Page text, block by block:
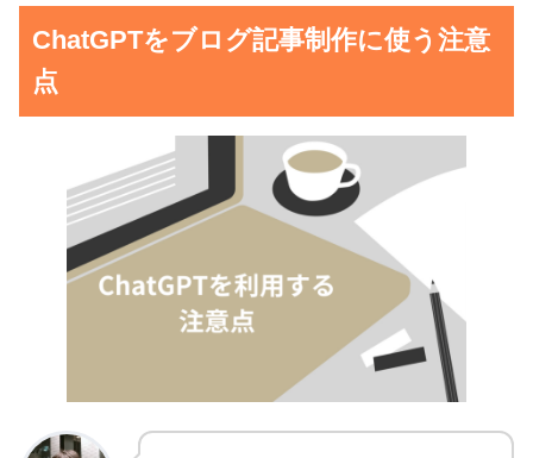
ChatGPTをブログ記事制作に使う注意
点